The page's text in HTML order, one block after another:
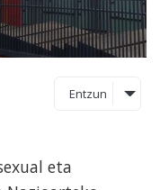
Entzun
eta